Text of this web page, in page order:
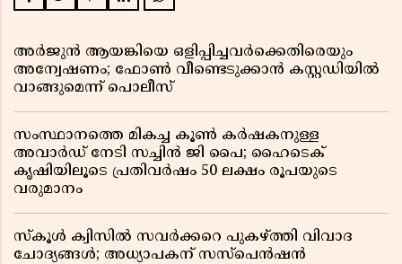
അർജുൻ ആയങ്കിയെ ഒളിപ്പിച്ചവർക്കെതിരെയും
അന്വേഷണം; ഫോൺ വീണ്ടെടുക്കാൻ കസ്റ്റഡിയിൽ
വാങ്ങുമെന്ന് പൊലീസ്
സംസ്ഥാനത്തെ മികച്ച കൂൺ കർഷകനുള്ള
അവാർഡ് നേടി സച്ചിൻ ജി പൈ; ഹൈടെക്
കൃഷിയിലൂടെ പ്രതിവർഷം 50 ലക്ഷം രൂപയുടെ
വരുമാനം
സ്കൂൾ ക്വിസിൽ സവർക്കറെ പുകഴ്ത്തി വിവാദ
ചോദ്യങ്ങൾ; അധ്യാപകന് സസ്പെൻഷൻ